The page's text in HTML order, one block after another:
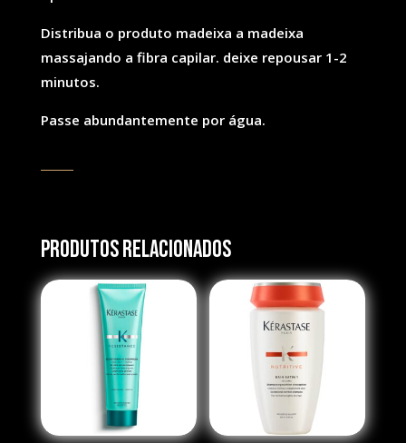
Distribua o produto madeixa a madeixa
massajando a fibra capilar. deixe repousar 1-2
minutos.
Passe abundantemente por água.
Produtos Relacionados